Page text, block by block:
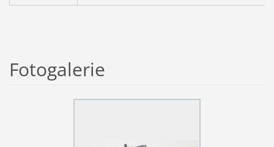
Fotogalerie